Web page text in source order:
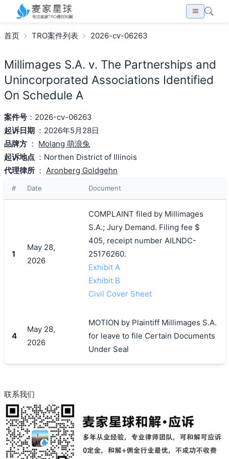
首页 TRO案件列表 2026-cv-06263
Millimages S.A. v. The Partnerships and
Unincorporated Associations Identified
On Schedule A
案件号：2026-cv-06263
起诉日期 ：2026年5月28日
品牌方 ： Molang 萌浪兔
起诉地点 ：Northen District of Illinois
代理律所 ： Aronberg Goldgehn
# Date Document
1
May 28,
2026
COMPLAINT filed by Millimages
S.A.; Jury Demand. Filing fee $
405, receipt number AILNDC-
25176260.
Exhibit A
Exhibit B
Civil Cover Sheet
4
May 28,
2026
MOTION by Plaintiff Millimages S.A.
for leave to file Certain Documents
Under Seal
联系我们